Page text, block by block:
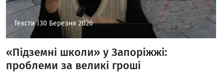
Тексти | 30 Березня 2026
«Підземні школи» у Запоріжжі:
проблеми за великі гроші